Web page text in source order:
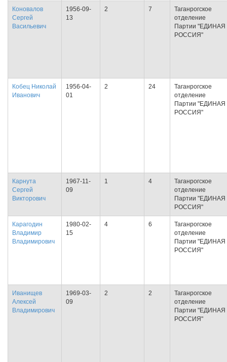
Коновалов
Сергей
Васильевич
1956-09-
13
2 7
Таганрогское
отделение
Партии "ЕДИНАЯ
РОССИЯ"
Кобец Николай
Иванович
1956-04-
01
2 24
Таганрогское
отделение
Партии "ЕДИНАЯ
РОССИЯ"
Карнута
Сергей
Викторович
1967-11-
09
1 4
Таганрогское
отделение
Партии "ЕДИНАЯ
РОССИЯ"
Карагодин
Владимир
Владимирович
1980-02-
15
4 6
Таганрогское
отделение
Партии "ЕДИНАЯ
РОССИЯ"
Иванищев
Алексей
Владимирович
1969-03-
09
2 2
Таганрогское
отделение
Партии "ЕДИНАЯ
РОССИЯ"